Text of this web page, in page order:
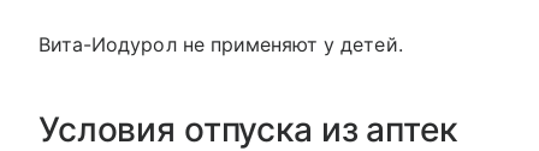
Вита-Иодурол не применяют у детей.
Условия отпуска из аптек